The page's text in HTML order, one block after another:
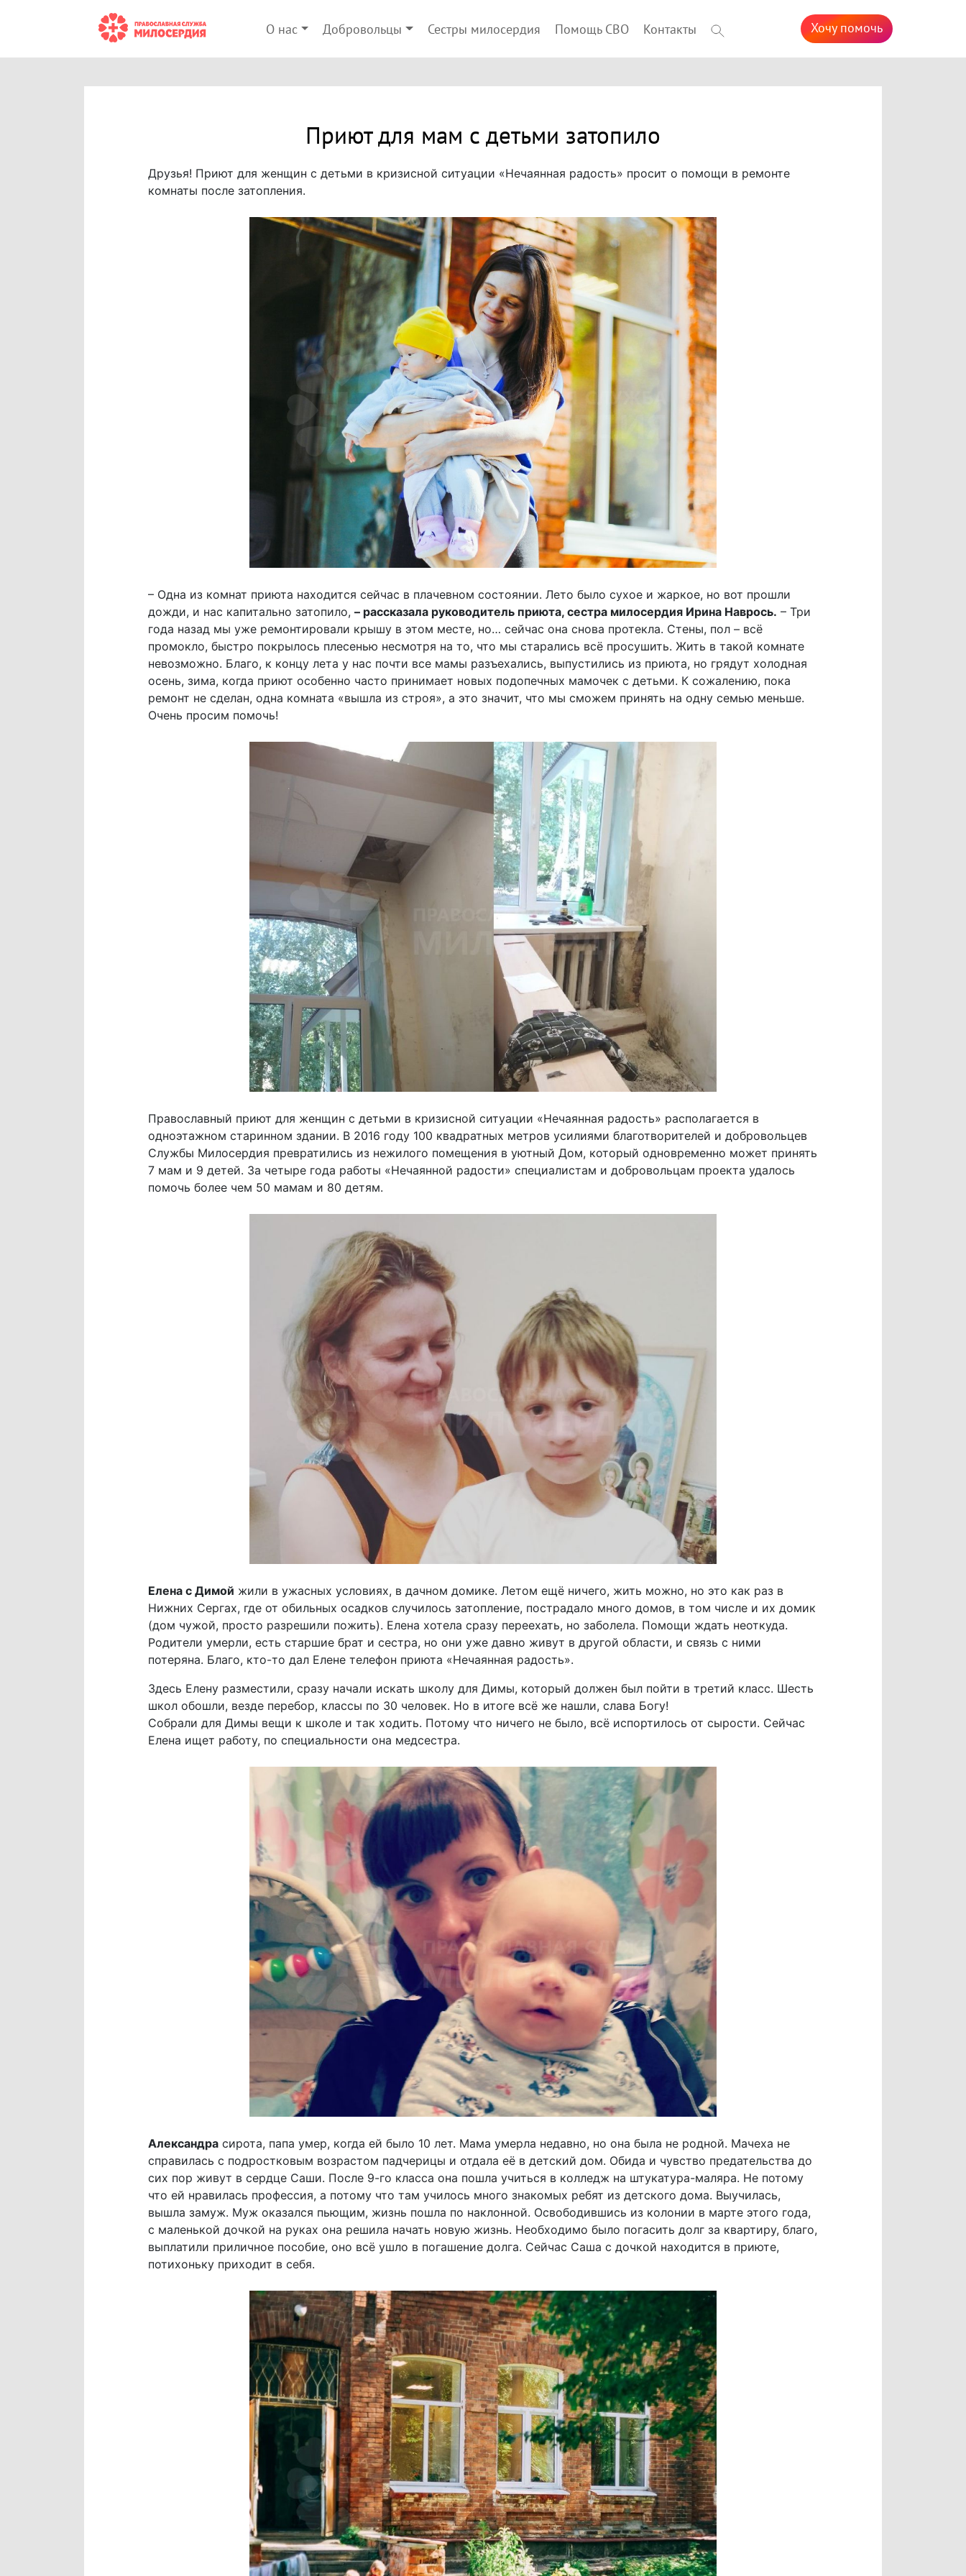
О нас Добровольцы Сестры милосердия Помощь СВО Контакты Хочу помочь
Приют для мам с детьми затопило
Друзья! Приют для женщин с детьми в кризисной ситуации «Нечаянная радость» просит о помощи в ремонте
комнаты после затопления.
– Одна из комнат приюта находится сейчас в плачевном состоянии. Лето было сухое и жаркое, но вот прошли
дожди, и нас капитально затопило, – рассказала руководитель приюта, сестра милосердия Ирина Наврось. – Три
года назад мы уже ремонтировали крышу в этом месте, но… сейчас она снова протекла. Стены, пол – всё
промокло, быстро покрылось плесенью несмотря на то, что мы старались всё просушить. Жить в такой комнате
невозможно. Благо, к концу лета у нас почти все мамы разъехались, выпустились из приюта, но грядут холодная
осень, зима, когда приют особенно часто принимает новых подопечных мамочек с детьми. К сожалению, пока
ремонт не сделан, одна комната «вышла из строя», а это значит, что мы сможем принять на одну семью меньше.
Очень просим помочь!
Православный приют для женщин с детьми в кризисной ситуации «Нечаянная радость» располагается в
одноэтажном старинном здании. В 2016 году 100 квадратных метров усилиями благотворителей и добровольцев
Службы Милосердия превратились из нежилого помещения в уютный Дом, который одновременно может принять
7 мам и 9 детей. За четыре года работы «Нечаянной радости» специалистам и добровольцам проекта удалось
помочь более чем 50 мамам и 80 детям.
Елена с Димой жили в ужасных условиях, в дачном домике. Летом ещё ничего, жить можно, но это как раз в
Нижних Сергах, где от обильных осадков случилось затопление, пострадало много домов, в том числе и их домик
(дом чужой, просто разрешили пожить). Елена хотела сразу переехать, но заболела. Помощи ждать неоткуда.
Родители умерли, есть старшие брат и сестра, но они уже давно живут в другой области, и связь с ними
потеряна. Благо, кто-то дал Елене телефон приюта «Нечаянная радость».
Здесь Елену разместили, сразу начали искать школу для Димы, который должен был пойти в третий класс. Шесть
школ обошли, везде перебор, классы по 30 человек. Но в итоге всё же нашли, слава Богу!
Собрали для Димы вещи к школе и так ходить. Потому что ничего не было, всё испортилось от сырости. Сейчас
Елена ищет работу, по специальности она медсестра.
Александрасирота, папа умер, когда ей было 10 лет. Мама умерла недавно, но она была не родной. Мачеха не
справилась с подростковым возрастом падчерицы и отдала её в детский дом. Обида и чувство предательства до
сих пор живут в сердце Саши. После 9-го класса она пошла учиться в колледж на штукатура-маляра. Не потому
что ей нравилась профессия, а потому что там училось много знакомых ребят из детского дома. Выучилась,
вышла замуж. Муж оказался пьющим, жизнь пошла по наклонной. Освободившись из колонии в марте этого года,
с маленькой дочкой на руках она решила начать новую жизнь. Необходимо было погасить долг за квартиру, благо,
выплатили приличное пособие, оно всё ушло в погашение долга. Сейчас Саша с дочкой находится в приюте,
потихоньку приходит в себя.